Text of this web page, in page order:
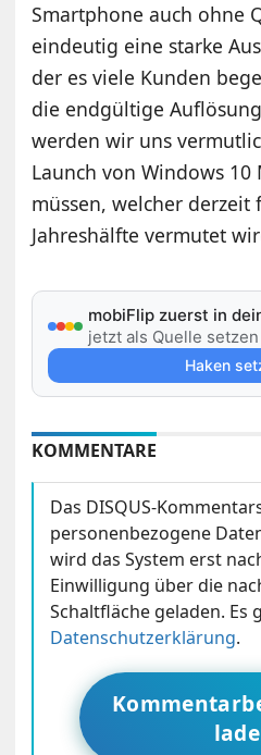
Smartphone auch ohne
eindeutig eine starke
der es viele Kunden
die endgültige
werden wir uns
Launch von Windows
müssen, welcher derzeit
Jahreshälfte vermutet
mobiFlip zuerst in
jetzt als Quelle setzen
Haken
KOMMENTARE
Das DISQUS-
personenbezogene
wird das System erst
Einwilligung über die
Schaltfläche geladen. Es
Datenschutzerklärung.